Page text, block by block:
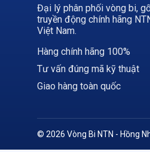
Đại lý phân phối vòng bi,
truyền động chính hãng
Việt Nam.
Hàng chính hãng 100%
Tư vấn đúng mã kỹ thuật
Giao hàng toàn quốc
© 2026 Vòng Bi NTN - Hồng